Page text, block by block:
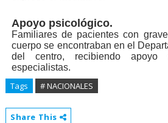
Apoyo psicológico.
Familiares de pacientes con
cuerpo se encontraban en el
del centro, recibiendo apoyo
especialistas.
Tags # NACIONALES
Share This